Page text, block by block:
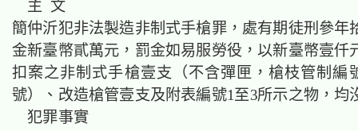
主 文
簡仲沂犯非法製造非制式手槍罪，處有期徒刑參年
金新臺幣貳萬元，罰金如易服勞役，以新臺幣壹仟
扣案之非制式手槍壹支（不含彈匣，槍枝管制編
號）、改造槍管壹支及附表編號1至3所示之物，均
犯罪事實